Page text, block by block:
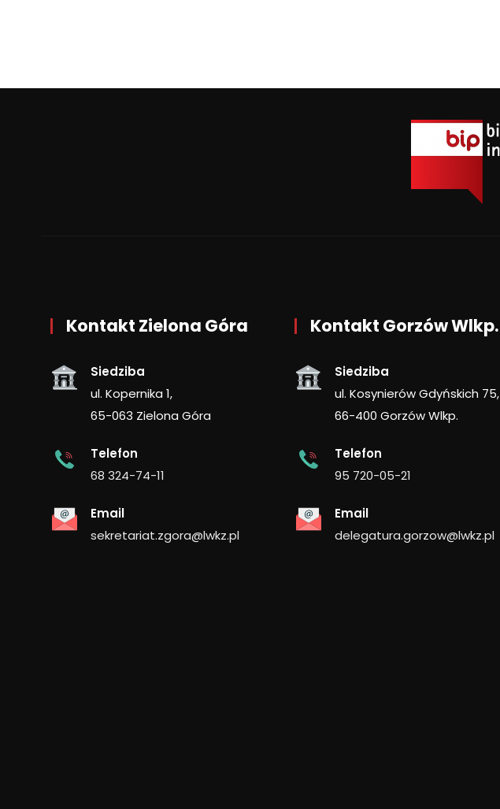
Kontakt Zielona Góra
Siedziba
ul. Kopernika 1,
65-063 Zielona Góra
Telefon
68 324-74-11
Email
sekretariat.zgora@lwkz.pl
Kontakt Gorzów Wlkp.
Siedziba
ul. Kosynierów Gdyńskich 75,
66-400 Gorzów Wlkp.
Telefon
95 720-05-21
Email
delegatura.gorzow@lwkz.pl